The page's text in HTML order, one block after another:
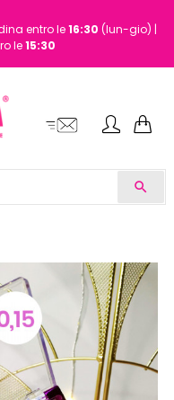
entro le16:30 (lun-gio) |
le15:30
search